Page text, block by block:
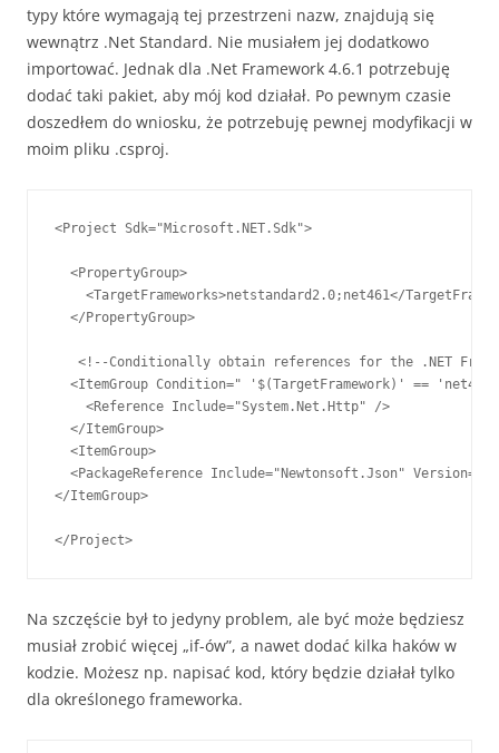
typy które wymagają tej przestrzeni nazw, znajdują się
wewnątrz .Net Standard. Nie musiałem jej dodatkowo
importować. Jednak dla .Net Framework 4.6.1 potrzebuję
dodać taki pakiet, aby mój kod działał. Po pewnym czasie
doszedłem do wniosku, że potrzebuję pewnej modyfikacji w
moim pliku .csproj.
<Project Sdk="Microsoft.NET.Sdk">
  <PropertyGroup>
<TargetFrameworks>netstandard2.0;net461</
  </PropertyGroup>
<!--Conditionally obtain references for the .NET
<ItemGroup Condition=" '$(TargetFramework)' ==
<Reference Include="System.Net.Http" />
</ItemGroup>
  <ItemGroup>
<PackageReference Include="Newtonsoft.Json"
</ItemGroup>
</Project>
Na szczęście był to jedyny problem, ale być może będziesz
musiał zrobić więcej „if-ów”, a nawet dodać kilka haków w
kodzie. Możesz np. napisać kod, który będzie działał tylko
dla określonego frameworka.